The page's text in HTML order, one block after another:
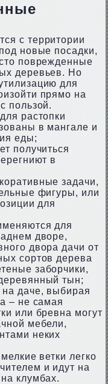
с территории
новые посадки,
поврежденные
деревьев. Но
для
прямо на
пользой.
растопки
в мангале и
еды;
получиться
в
задачи,
фигуры, или
для
для
дворе,
двора дачи от
сортов дерева
заборчики,
тын;
даче, выбирая
– не самая
или бревна могут
мебели,
неких
ветки легко
и идут на
клумбах.